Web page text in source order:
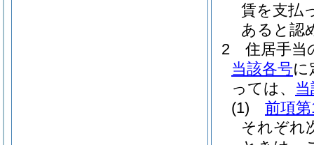
賃を支払
あると認
2
住居手当
当該各号に
っては、
(1)
前項
それぞれ